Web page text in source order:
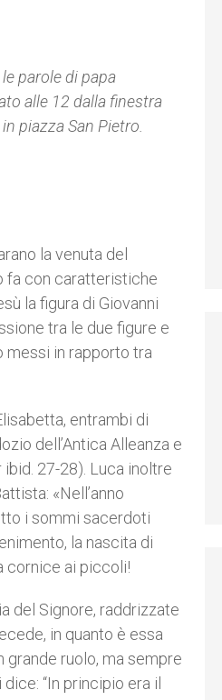
parole di papa
alle 12 dalla finestra
piazza San Pietro.
la venuta del
fa con caratteristiche
la figura di Giovanni
tra le due figure e
messi in rapporto tra
entrambi di
dell’Antica Alleanza e
27-28). Luca inoltre
«Nell’anno
i sommi sacerdoti
la nascita di
cornice ai piccoli!
del Signore, raddrizzate
in quanto è essa
grande ruolo, ma sempre
“In principio era il